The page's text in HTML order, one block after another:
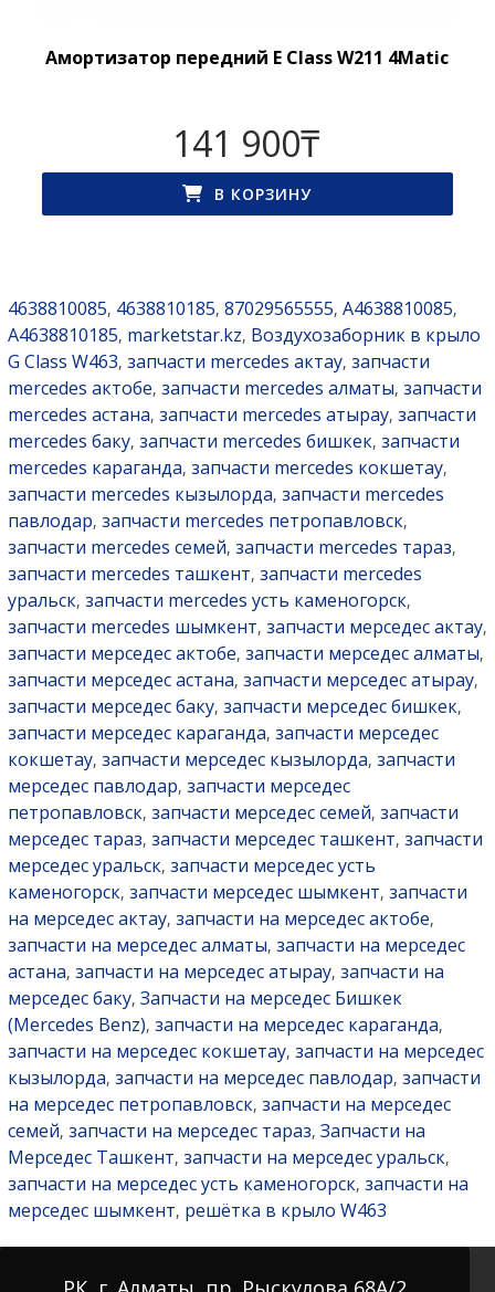
Амортизатор передний E Class W211 4Matic
141 900₸
В КОРЗИНУ
4638810085, 4638810185, 87029565555, A4638810085,
A4638810185, marketstar.kz, Воздухозаборник в крыло
G Class W463, запчасти mercedes актау, запчасти
mercedes актобе, запчасти mercedes алматы, запчасти
mercedes астана, запчасти mercedes атырау, запчасти
mercedes баку, запчасти mercedes бишкек, запчасти
mercedes караганда, запчасти mercedes кокшетау,
запчасти mercedes кызылорда, запчасти mercedes
павлодар, запчасти mercedes петропавловск,
запчасти mercedes семей, запчасти mercedes тараз,
запчасти mercedes ташкент, запчасти mercedes
уральск, запчасти mercedes усть каменогорск,
запчасти mercedes шымкент, запчасти мерседес актау,
запчасти мерседес актобе, запчасти мерседес алматы,
запчасти мерседес астана, запчасти мерседес атырау,
запчасти мерседес баку, запчасти мерседес бишкек,
запчасти мерседес караганда, запчасти мерседес
кокшетау, запчасти мерседес кызылорда, запчасти
мерседес павлодар, запчасти мерседес
петропавловск, запчасти мерседес семей, запчасти
мерседес тараз, запчасти мерседес ташкент, запчасти
мерседес уральск, запчасти мерседес усть
каменогорск, запчасти мерседес шымкент, запчасти
на мерседес актау, запчасти на мерседес актобе,
запчасти на мерседес алматы, запчасти на мерседес
астана, запчасти на мерседес атырау, запчасти на
мерседес баку, Запчасти на мерседес Бишкек
(Mercedes Benz), запчасти на мерседес караганда,
запчасти на мерседес кокшетау, запчасти на мерседес
кызылорда, запчасти на мерседес павлодар, запчасти
на мерседес петропавловск, запчасти на мерседес
семей, запчасти на мерседес тараз, Запчасти на
Мерседес Ташкент, запчасти на мерседес уральск,
запчасти на мерседес усть каменогорск, запчасти на
мерседес шымкент, решётка в крыло W463